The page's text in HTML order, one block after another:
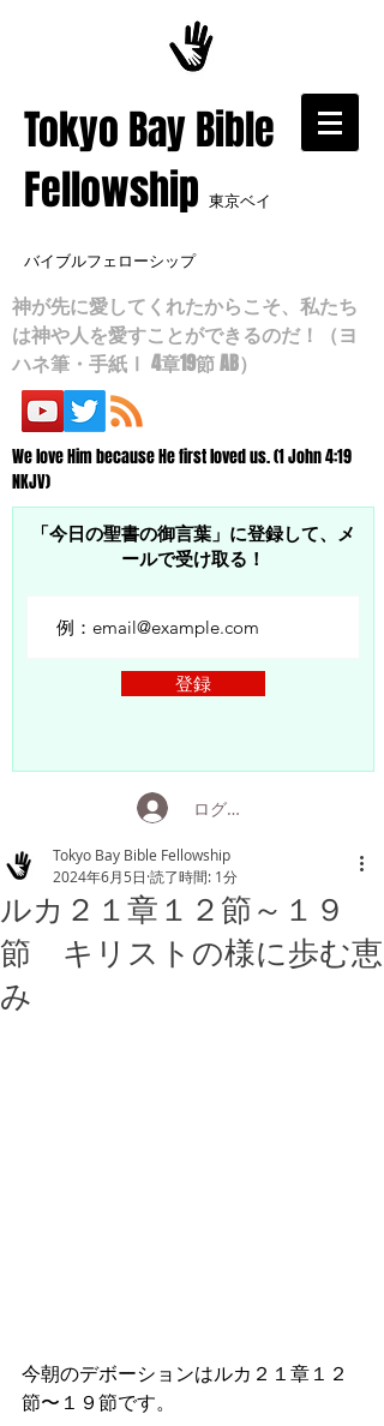
​Tokyo Bay Bible
Fellowship 東京ベイ
バイブルフェローシップ
神が先に愛してくれたからこそ、私たち
は神や人を愛すことができるのだ！（ヨ
ハネ筆・手紙Ⅰ 4章19節 AB）
We love Him because He first loved us. (1 John 4:19
NKJV)
「今日の聖書の御言葉」に登録して、メ
ールで受け取る！
登録
ログイン
ルカ２１章１２節～１９
節 キリストの様に歩む恵
み
Tokyo Bay Bible Fellowship
2024年6月5日 読了時間: 1分
今朝のデボーションはルカ２１章１２
節〜１９節です。